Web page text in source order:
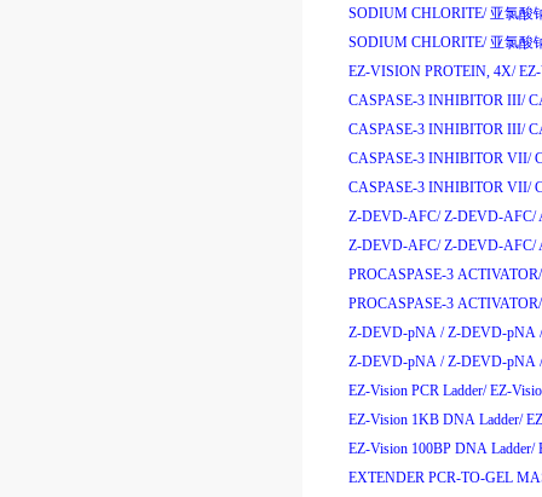
SODIUM CHLORITE/ 亚氯酸
SODIUM CHLORITE/ 亚氯酸
EZ-VISION PROTEIN, 4X/
CASPASE-3 INHIBITOR III/
CASPASE-3 INHIBITOR III/
CASPASE-3 INHIBITOR VII/
CASPASE-3 INHIBITOR VII/
Z-DEVD-AFC/ Z-DEVD-AFC/
Z-DEVD-AFC/ Z-DEVD-AFC/
PROCASPASE-3 ACTIVATOR/
PROCASPASE-3 ACTIVATOR/
Z-DEVD-pNA / Z-DEVD-pNA /
Z-DEVD-pNA / Z-DEVD-pNA /
EZ-Vision PCR Ladder/ EZ-
EZ-Vision 1KB DNA Ladder/
EZ-Vision 100BP DNA Ladder/
EXTENDER PCR-TO-GEL